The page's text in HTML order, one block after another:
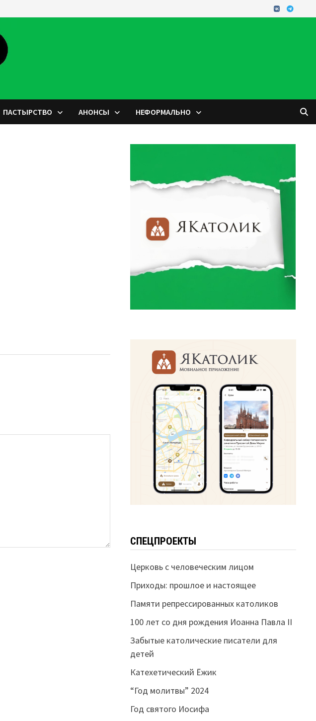
ПАСТЫРСТВО АНОНСЫ НЕФОРМАЛЬНО
СПЕЦПРОЕКТЫ
Церковь с человеческим лицом
Приходы: прошлое и настоящее
Памяти репрессированных католиков
100 лет со дня рождения Иоанна Павла II
Забытые католические писатели для
детей
Катехетический Ёжик
“Год молитвы” 2024
Год святого Иосифа